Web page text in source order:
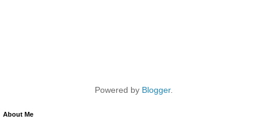
Powered by Blogger.
About Me